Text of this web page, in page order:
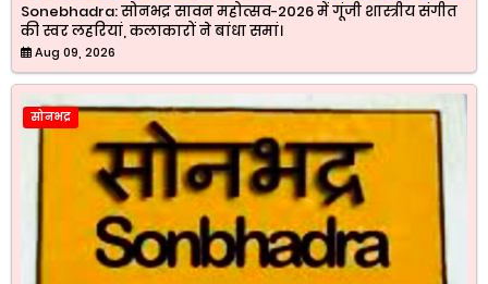
Sonebhadra: सोनभद्र सावन महोत्सव-2026 में गूंजी शास्त्रीय संगीत
की स्वर लहरियां, कलाकारों ने बांधा समां।
Aug 09, 2026
सोनभद्र